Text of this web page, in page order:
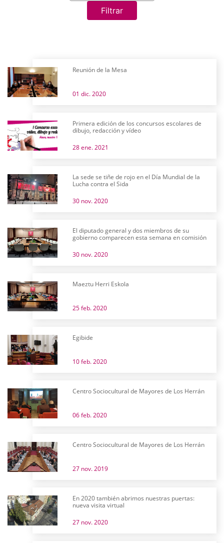
Filtrar
Reunión de la Mesa
01 dic. 2020
Primera edición de los concursos escolares de
dibujo, redacción y vídeo
28 ene. 2021
La sede se tiñe de rojo en el Día Mundial de la
Lucha contra el Sida
30 nov. 2020
El diputado general y dos miembros de su
gobierno comparecen esta semana en comisión
30 nov. 2020
Maeztu Herri Eskola
25 feb. 2020
Egibide
10 feb. 2020
Centro Sociocultural de Mayores de Los Herrán
06 feb. 2020
Centro Sociocultural de Mayores de Los Herrán
27 nov. 2019
En 2020 también abrimos nuestras puertas:
nueva visita virtual
27 nov. 2020